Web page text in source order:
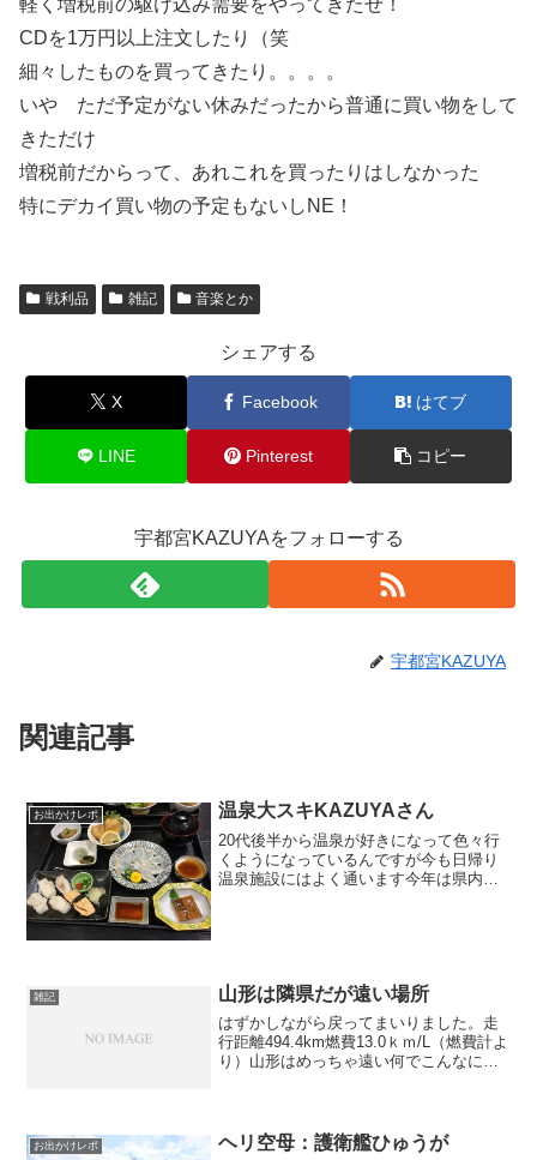
CDを1万円以上注文したり（笑
細々したものを買ってきたり。。。。
いや ただ予定がない休みだったから普通に買い物をして
きただけ
増税前だからって、あれこれを買ったりはしなかった
特にデカイ買い物の予定もないしNE！
戦利品 雑記 音楽とか
シェアする
X Facebook はてブ
LINE Pinterest コピー
宇都宮KAZUYAをフォローする
宇都宮KAZUYA
関連記事
お出かけレポ 温泉大スキKAZUYAさん
20代後半から温泉が好きになって色々行
くようになっているんですが今も日帰り
温泉施設にはよく通います今年は県内だ
雑記 山形は隣県だが遠い場所
はずかしながら戻ってまいりました。走
行距離494.4km燃費13.0ｋｍ/L（燃費計よ
り）山形はめっちゃ遠い何でこんなに遠
がかるわけ...
お出かけレポ ヘリ空母：護衛艦ひゅうが